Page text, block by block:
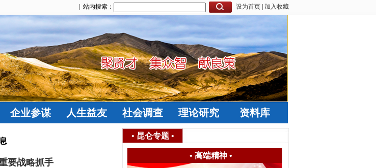
设为首页 加入收藏
| 站内搜索：
企业参谋 人生益友 社会调查 理论研究 资料库
要战略抓手
• 昆仑专题 •
• 高端精神•